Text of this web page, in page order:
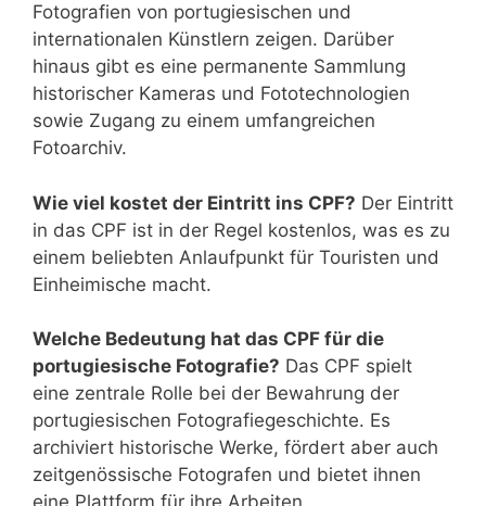
Fotografien von portugiesischen und
internationalen Künstlern zeigen. Darüber
hinaus gibt es eine permanente Sammlung
historischer Kameras und Fototechnologien
sowie Zugang zu einem umfangreichen
Fotoarchiv.
Wie viel kostet der Eintritt ins CPF? Der Eintritt
in das CPF ist in der Regel kostenlos, was es zu
einem beliebten Anlaufpunkt für Touristen und
Einheimische macht.
Welche Bedeutung hat das CPF für die
portugiesische Fotografie? Das CPF spielt
eine zentrale Rolle bei der Bewahrung der
portugiesischen Fotografiegeschichte. Es
archiviert historische Werke, fördert aber auch
zeitgenössische Fotografen und bietet ihnen